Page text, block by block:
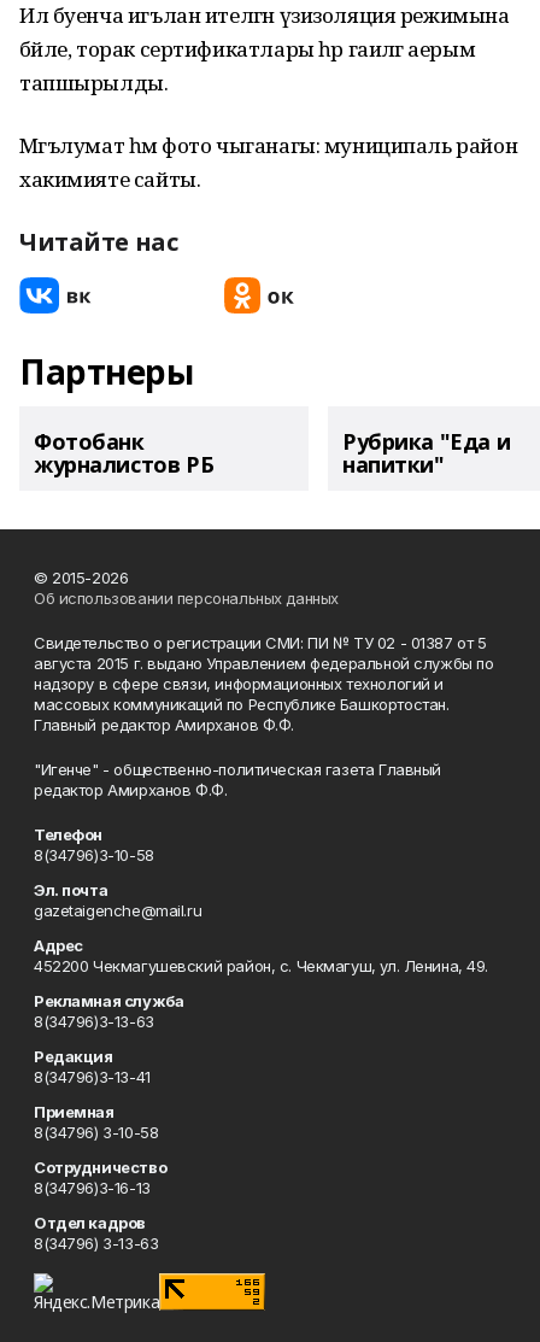
Ил буенча игълан ителгән үзизоляция режимына
бәйле, торак сертификатлары һәр гаиләгә аерым
тапшырылды.
Мәгълумат һәм фото чыганагы: муниципаль район
хакимияте сайты.
Читайте нас
Партнеры
Фотобанк
журналистов РБ
Рубрика "Еда и
напитки"
© 2015-2026
Об использовании персональных данных
Свидетельство о регистрации СМИ: ПИ № ТУ 02 - 01387 от 5
августа 2015 г. выдано Управлением федеральной службы по
надзору в сфере связи, информационных технологий и
массовых коммуникаций по Республике Башкортостан.
Главный редактор Амирханов Ф.Ф.
"Игенче" - общественно-политическая газета Главный
редактор Амирханов Ф.Ф.
Телефон
8(34796)3-10-58
Эл. почта
gazetaigenche@mail.ru
Адрес
452200 Чекмагушевский район, с. Чекмагуш, ул. Ленина, 49.
Рекламная служба
8(34796)3-13-63
Редакция
8(34796)3-13-41
Приемная
8(34796) 3-10-58
Сотрудничество
8(34796)3-16-13
Отдел кадров
8(34796) 3-13-63